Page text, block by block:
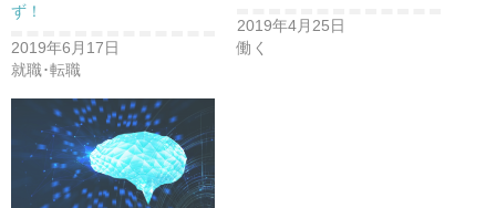
ず！
2019年6月17日
就職･転職
2019年4月25日
働く